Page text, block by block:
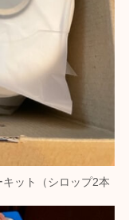
ット（シロップ2本